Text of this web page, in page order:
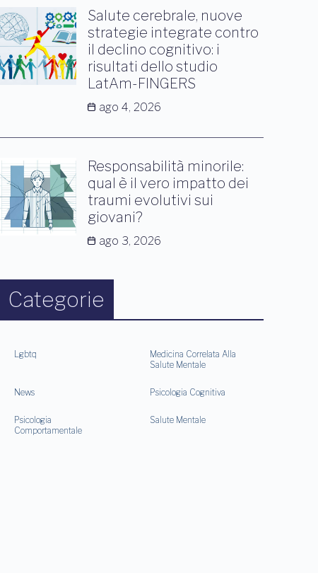
Salute cerebrale, nuove
strategie integrate contro
il declino cognitivo: i
risultati dello studio
LatAm-FINGERS
ago 4, 2026
Responsabilità minorile:
qual è il vero impatto dei
traumi evolutivi sui
giovani?
ago 3, 2026
Categorie
Lgbtq
Medicina Correlata Alla
Salute Mentale
News Psicologia Cognitiva
Psicologia
Comportamentale
Salute Mentale